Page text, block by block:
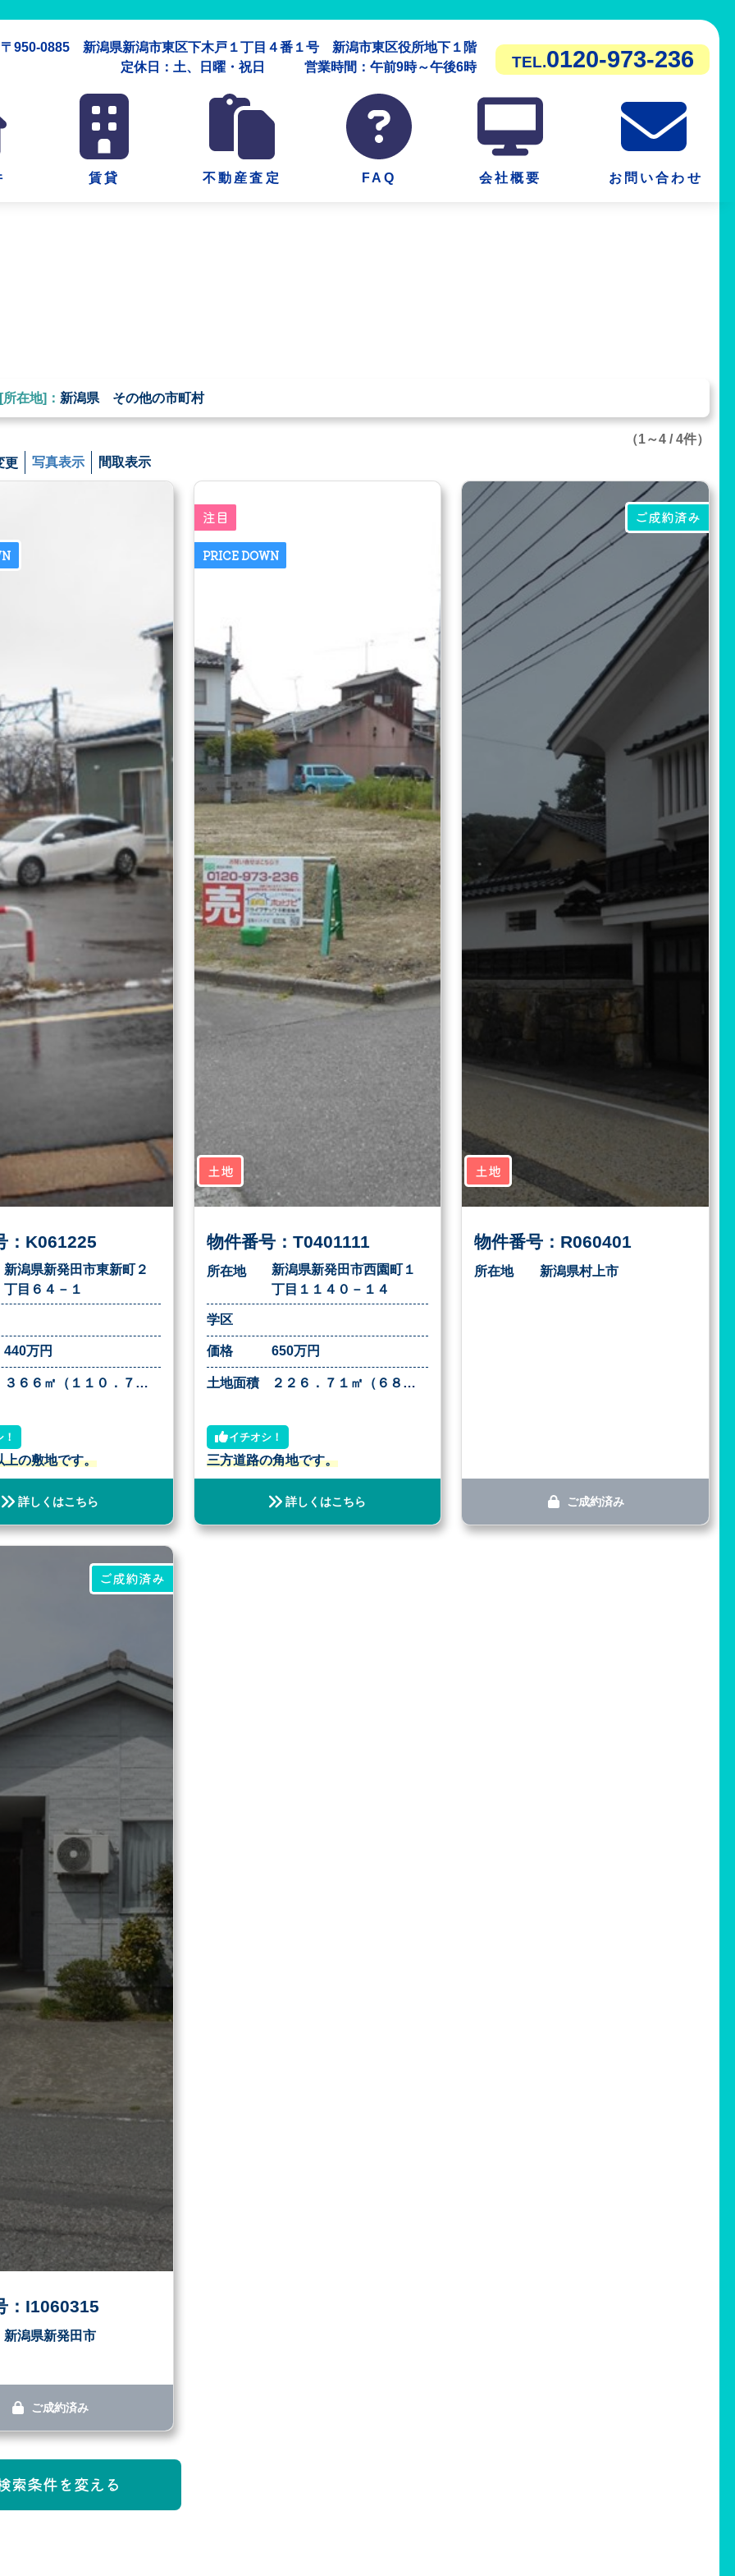
〒950-0885 新潟県新潟市東区下木戸１丁目４番１号 新潟市東区役所地下１階
定休日：土、日曜・祝日 営業時間：午前9時～午後6時
TEL.0120-973-236
賃貸 不動産査定 FAQ 会社概要 お問い合わせ
[所在地]： 新潟県 その他の市町村
（1～4 / 4件）
更 写真表示 間取表示
：K061225
新潟県新発田市東新町２
丁目６４－１
440万円
３６６㎡（１１０．７１坪）
上の敷地です。
詳しくはこちら
土地
物件番号：T0401111
所在地
新潟県新発田市西園町１
丁目１１４０－１４
学区
価格 650万円
土地面積 ２２６．７１㎡（６８．５７坪）
イチオシ！
三方道路の角地です。
詳しくはこちら
土地
物件番号：R060401
所在地 新潟県村上市
ご成約済み
：I1060315
新潟県新発田市
ご成約済み
索条件を変える